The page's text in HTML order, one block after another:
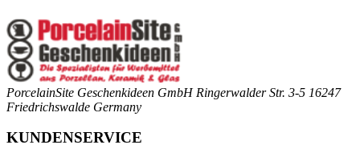
PorcelainSite Geschenkideen GmbH Ringerwalder Str. 3-5 16247
Friedrichswalde Germany
KUNDENSERVICE